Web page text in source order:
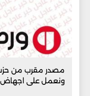
مصدر مقرب من حزب
ونعمل على اجهاض